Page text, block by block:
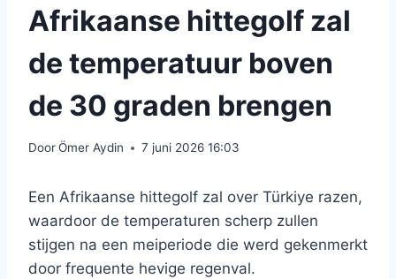
Afrikaanse hittegolf zal
de temperatuur boven
de 30 graden brengen
DoorÖmer Aydin 7 juni 2026 16:03
Een Afrikaanse hittegolf zal over Türkiye razen,
waardoor de temperaturen scherp zullen
stijgen na een meiperiode die werd gekenmerkt
door frequente hevige regenval.